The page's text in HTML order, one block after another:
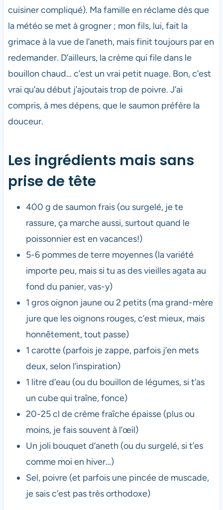
cuisiner compliqué). Ma famille en réclame dès que
la météo se met à grogner ; mon fils, lui, fait la
grimace à la vue de l’aneth, mais finit toujours par en
redemander. D’ailleurs, la crème qui file dans le
bouillon chaud… c’est un vrai petit nuage. Bon, c’est
vrai qu’au début j’ajoutais trop de poivre. J’ai
compris, à mes dépens, que le saumon préfère la
douceur.
Les ingrédients mais sans
prise de tête
400 g de saumon frais (ou surgelé, je te
rassure, ça marche aussi, surtout quand le
poissonnier est en vacances!)
5-6 pommes de terre moyennes (la variété
importe peu, mais si tu as des vieilles agata au
fond du panier, vas-y)
1 gros oignon jaune ou 2 petits (ma grand-mère
jure que les oignons rouges, c’est mieux, mais
honnêtement, tout passe)
1 carotte (parfois je zappe, parfois j’en mets
deux, selon l’inspiration)
1 litre d’eau (ou du bouillon de légumes, si t’as
un cube qui traîne, fonce)
20-25 cl de crème fraîche épaisse (plus ou
moins, je fais souvent à l’œil)
Un joli bouquet d’aneth (ou du surgelé, si t’es
comme moi en hiver…)
Sel, poivre (et parfois une pincée de muscade,
je sais c’est pas très orthodoxe)